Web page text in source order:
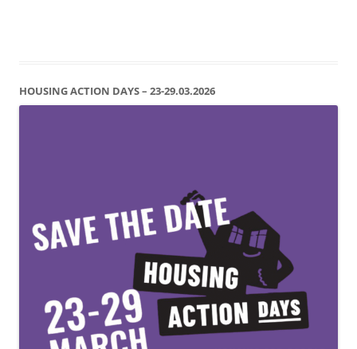
HOUSING ACTION DAYS – 23-29.03.2026